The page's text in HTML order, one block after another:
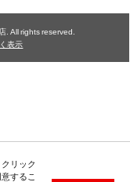
リック
するこ
. All rights reserved.
表示